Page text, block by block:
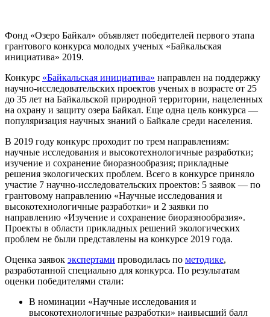
Фонд «Озеро Байкал» объявляет победителей первого этапа
грантового конкурса молодых ученых «Байкальская
инициатива» 2019.
Конкурс «Байкальская инициатива» направлен на поддержку
научно-исследовательских проектов ученых в возрасте от 25
до 35 лет на Байкальской природной территории, нацеленных
на охрану и защиту озера Байкал. Еще одна цель конкурса —
популяризация научных знаний о Байкале среди населения.
В 2019 году конкурс проходит по трем направлениям:
научные исследования и высокотехнологичные разработки;
изучение и сохранение биоразнообразия; прикладные
решения экологических проблем. Всего в конкурсе приняло
участие 7 научно-исследовательских проектов: 5 заявок — по
грантовому направлению «Научные исследования и
высокотехнологичные разработки» и 2 заявки по
направлению «Изучение и сохранение биоразнообразия».
Проекты в области прикладных решений экологических
проблем не были представлены на конкурсе 2019 года.
Оценка заявок экспертами проводилась по методике,
разработанной специально для конкурса. По результатам
оценки победителями стали:
В номинации «Научные исследования и
высокотехнологичные разработки» наивысший балл